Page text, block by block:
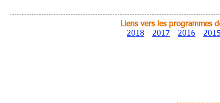
Liens vers les programmes
2018 - 2017 - 2016 -